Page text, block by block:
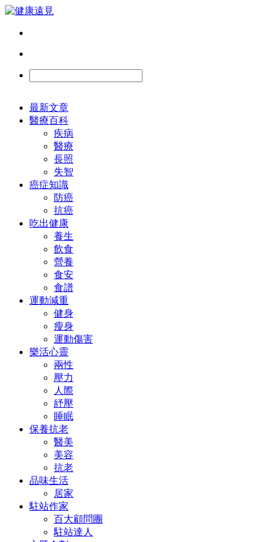
最新文章
醫療百科
疾病
醫療
長照
失智
癌症知識
防癌
抗癌
吃出健康
養生
飲食
營養
食安
食譜
運動減重
健身
瘦身
運動傷害
樂活心靈
兩性
壓力
人際
紓壓
睡眠
保養抗老
醫美
美容
抗老
品味生活
居家
駐站作家
百大顧問團
駐站達人